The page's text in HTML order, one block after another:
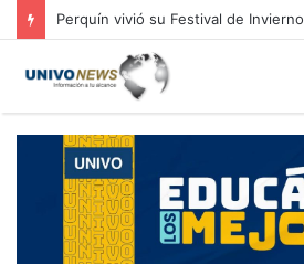
Perquín vivió su Festival de Invierno